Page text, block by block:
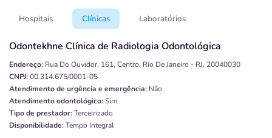
Hospitais Clínicas Laboratórios
Odontekhne Clínica de Radiologia Odontológica
Endereço: Rua Do Ouvidor, 161, Centro, Rio De Janeiro - RJ, 20040030
CNPJ:00.314.675/0001-05
Atendimento de urgência e emergência: Não
Atendimento odontológico:Sim
Tipo de prestador:Terceirizado
Disponibilidade:Tempo Integral